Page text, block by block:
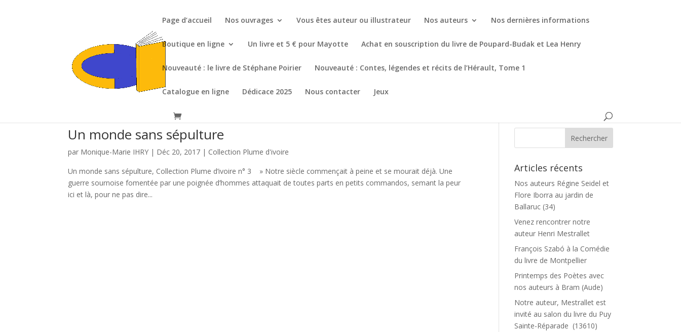
Page d’accueil Nos ouvrages Vous êtes auteur ou illustrateur Nos auteurs Nos dernières informations
Boutique en ligne Un livre et 5 € pour Mayotte Achat en souscription du livre de Poupard-Budak et Lea Henry
Nouveauté : le livre de Stéphane Poirier Nouveauté : Contes, légendes et récits de l’Hérault, Tome 1
Catalogue en ligne Dédicace 2025 Nous contacter Jeux
Un monde sans sépulture
par Monique-Marie IHRY | Déc 20, 2017 | Collection Plume d'ivoire
Un monde sans sépulture, Collection Plume d’ivoire n° 3 » Notre siècle commençait à peine et se mourait déjà. Une
guerre sournoise fomentée par une poignée d’hommes attaquait de toutes parts en petits commandos, semant la peur
ici et là, pour ne pas dire...
Articles récents
Nos auteurs Régine Seidel et
Flore Iborra au jardin de
Ballaruc (34)
Venez rencontrer notre
auteur Henri Mestrallet
François Szabó à la Comédie
du livre de Montpellier
Printemps des Poètes avec
nos auteurs à Bram (Aude)
Notre auteur, Mestrallet est
invité au salon du livre du Puy
Sainte-Réparade (13610)